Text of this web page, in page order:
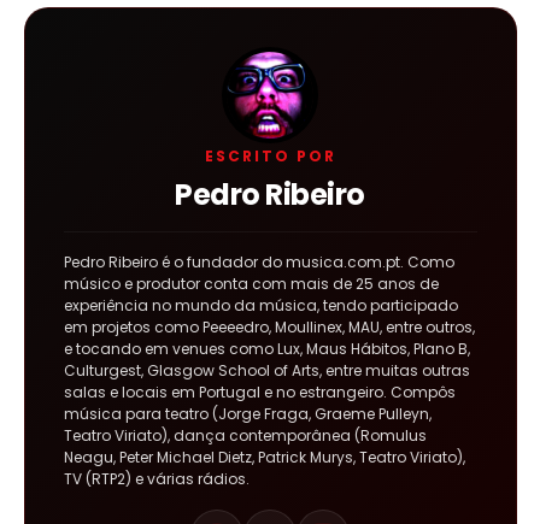
ESCRITO POR
Pedro Ribeiro
Pedro Ribeiro é o fundador do musica.com.pt. Como
músico e produtor conta com mais de 25 anos de
experiência no mundo da música, tendo participado
em projetos como Peeeedro, Moullinex, MAU, entre outros,
e tocando em venues como Lux, Maus Hábitos, Plano B,
Culturgest, Glasgow School of Arts, entre muitas outras
salas e locais em Portugal e no estrangeiro. Compôs
música para teatro (Jorge Fraga, Graeme Pulleyn,
Teatro Viriato), dança contemporânea (Romulus
Neagu, Peter Michael Dietz, Patrick Murys, Teatro Viriato),
TV (RTP2) e várias rádios.